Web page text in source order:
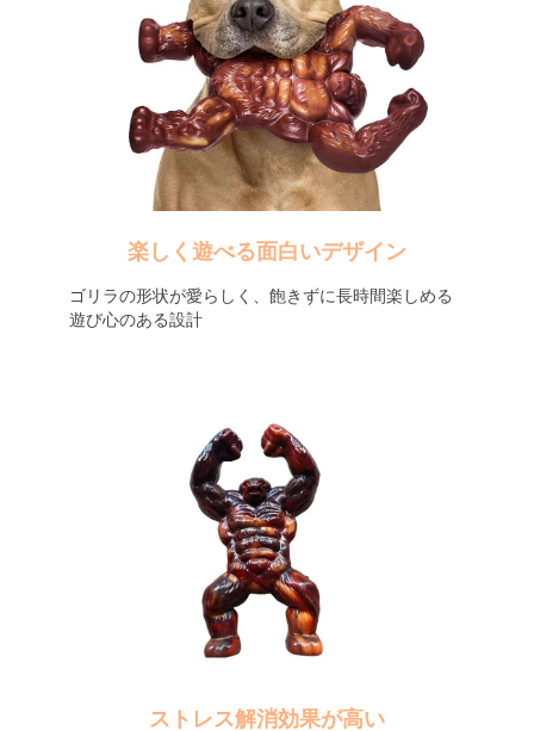
楽しく遊べる面白いデザイン
ゴリラの形状が愛らしく、飽きずに長時間楽しめる
遊び心のある設計
ストレス解消効果が高い